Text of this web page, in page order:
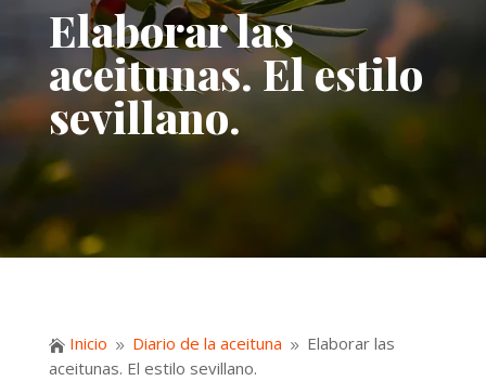
Elaborar las
aceitunas. El estilo
sevillano.
 Inicio 9 Diario de la aceituna 9 Elaborar las
aceitunas. El estilo sevillano.